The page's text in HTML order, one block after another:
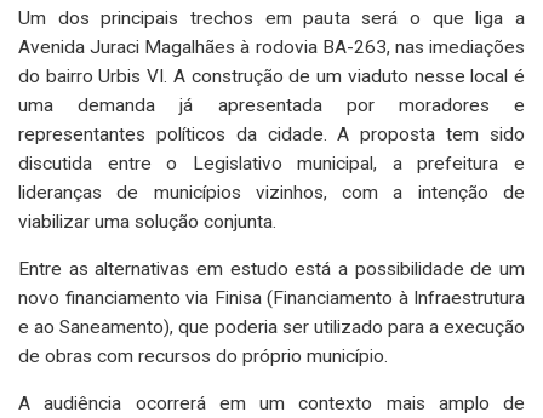
Um dos principais trechos em pauta será o que liga a
Avenida Juraci Magalhães à rodovia BA-263, nas imediações
do bairro Urbis VI. A construção de um viaduto nesse local é
uma demanda já apresentada por moradores e
representantes políticos da cidade. A proposta tem sido
discutida entre o Legislativo municipal, a prefeitura e
lideranças de municípios vizinhos, com a intenção de
viabilizar uma solução conjunta.
Entre as alternativas em estudo está a possibilidade de um
novo financiamento via Finisa (Financiamento à Infraestrutura
e ao Saneamento), que poderia ser utilizado para a execução
de obras com recursos do próprio município.
A audiência ocorrerá em um contexto mais amplo de